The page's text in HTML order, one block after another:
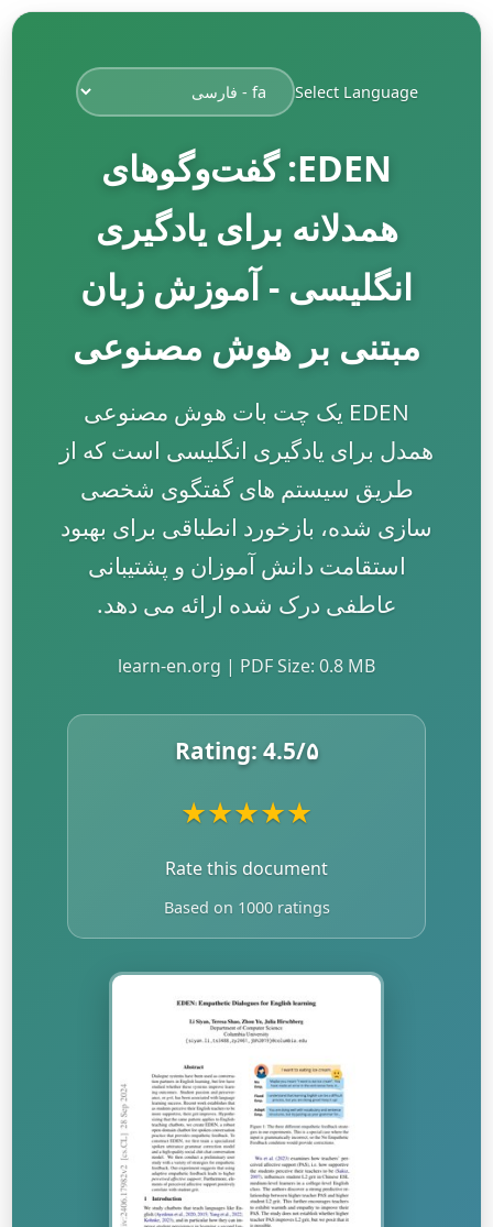
Select Language
EDEN: گفت‌وگوهای
همدلانه برای یادگیری
انگلیسی - آموزش زبان
مبتنی بر هوش مصنوعی
EDEN یک چت بات هوش مصنوعی
همدل برای یادگیری انگلیسی است که از
طریق سیستم های گفتگوی شخصی
سازی شده، بازخورد انطباقی برای بهبود
استقامت دانش آموزان و پشتیبانی
عاطفی درک شده ارائه می دهد.
learn-en.org | PDF Size: 0.8 MB
Rating: 4.5/۵
★
★
★
★
★
Rate this document
Based on 1000 ratings